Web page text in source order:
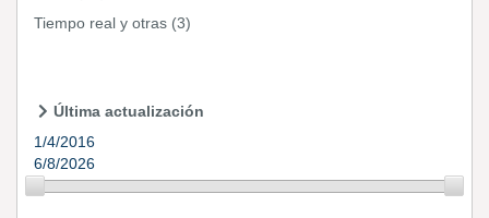
Tiempo real y otras (3)
Última actualización
1/4/2016
6/8/2026